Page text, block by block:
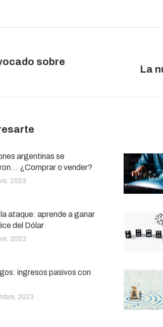
sobre
La
argentinas se
¿Comprar o vender?
2023
ataque: aprende a ganar
del Dólar
2023
ingresos pasivos con
2023